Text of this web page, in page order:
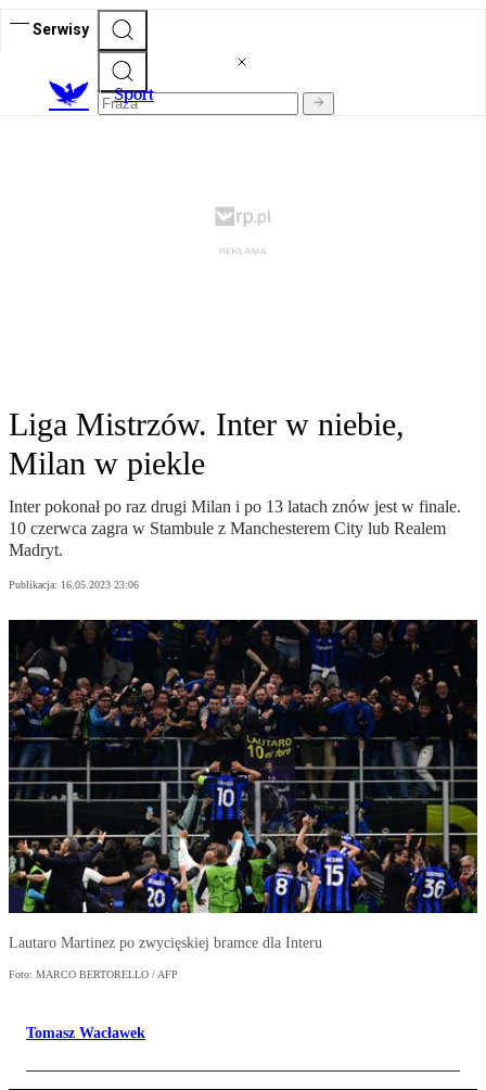
Serwisy
Sport
Liga Mistrzów. Inter w niebie,
Milan w piekle
Inter pokonał po raz drugi Milan i po 13 latach znów jest w finale.
10 czerwca zagra w Stambule z Manchesterem City lub Realem
Madryt.
Publikacja: 16.05.2023 23:06
Lautaro Martinez po zwycięskiej bramce dla Interu
Foto: MARCO BERTORELLO / AFP
Tomasz Wacławek